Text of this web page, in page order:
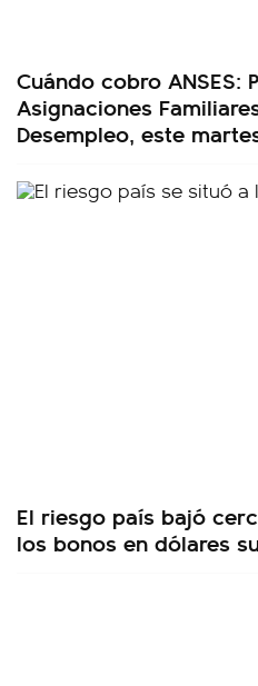
Cuándo cobro ANSES:
Asignaciones
Desempleo, este
El riesgo país bajó
los bonos en dólares